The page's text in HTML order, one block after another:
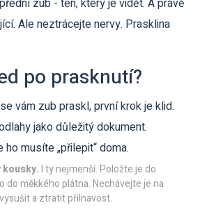
zub - ten, který je vidět. A právě
Ale neztrácejte nervy. Prasklina
po prasknutí?
vám zub praskl, první krok je klid.
jako důležitý dokument.
musíte „přilepit“ doma.
kousky.I ty nejmenší. Položte je do
do měkkého plátna. Nechávejte je na
a ztratit přilnavost.